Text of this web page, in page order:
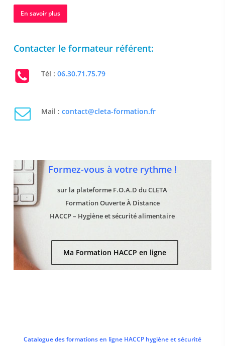
En savoir plus
Contacter le formateur référent:
Tél :06.30.71.75.79
Mail :contact@cleta-formation.fr
Formez-vous à votre rythme !
sur la plateforme F.O.A.D du CLETA
Formation Ouverte À Distance
HACCP – Hygiène et sécurité alimentaire
Ma Formation HACCP en ligne
Catalogue des formations en ligne HACCP hygiène et sécurité